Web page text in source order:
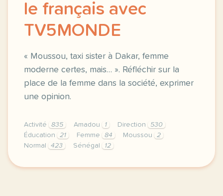
le français avec
TV5MONDE
« Moussou, taxi sister à Dakar, femme
moderne certes, mais… ». Réfléchir sur la
place de la femme dans la société, exprimer
une opinion.
Activité 835 Amadou 1 Direction
530
Éducation
21 Femme 84 Moussou
2
Normal
423 Sénégal 12
didomi host didomi components button cursor